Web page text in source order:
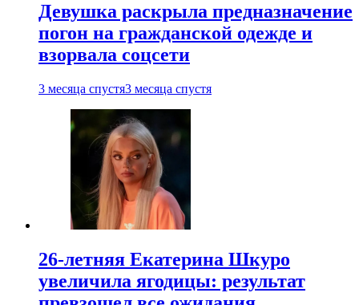
Девушка раскрыла предназначение
погон на гражданской одежде и
взорвала соцсети
3 месяца спустя3 месяца спустя
26-летняя Екатерина Шкуро
увеличила ягодицы: результат